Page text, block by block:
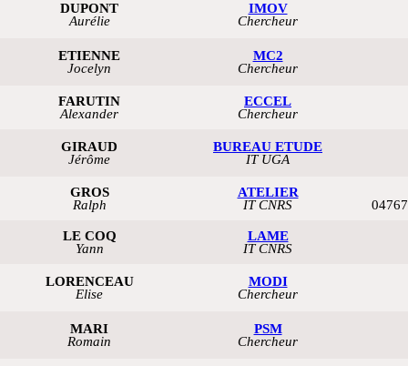
DUPONT
Aurélie
IMOV
Chercheur
ETIENNE
Jocelyn
MC2
Chercheur
FARUTIN
Alexander
ECCEL
Chercheur
GIRAUD
Jérôme
BUREAU ETUDE
IT UGA
GROS
Ralph
ATELIER
IT CNRS
LE COQ
Yann
LAME
IT CNRS
LORENCEAU
Elise
MODI
Chercheur
MARI
Romain
PSM
Chercheur